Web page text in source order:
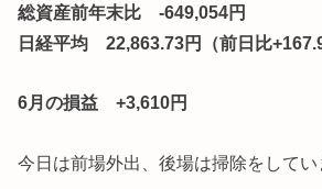
総資産前年末比 -649,054円
日経平均 22,863.73円（前日比
6月の損益 +3,610円
今日は前場外出、後場は掃除をしてい